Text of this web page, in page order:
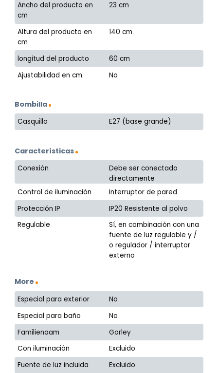
Ancho del producto en
cm
23 cm
Altura del producto en
cm
140 cm
longitud del producto
60 cm
Ajustabilidad en cm
No
Bombilla
Casquillo E27 (base grande)
Características
Conexión
Debe ser conectado
directamente
Control de iluminación
Interruptor de pared
Protección IP
IP20 Resistente al polvo
Regulable
Sí, en combinación con una
fuente de luz regulable y /
o regulador / interruptor
externo
More
Especial para exterior
No
Especial para baño
No
Familienaam
Gorley
Con iluminación
Excluido
Fuente de luz incluida
Excluido